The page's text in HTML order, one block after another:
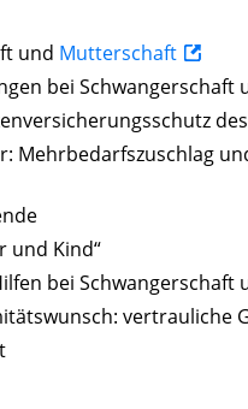
und Mutterschaft
bei
Mehrbedarfszuschlag
und Kind“
bei
vertrauliche